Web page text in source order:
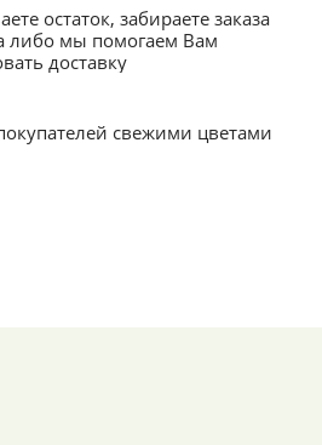
остаток, забираете заказа
либо мы помогаем Вам
доставку
свежими цветами